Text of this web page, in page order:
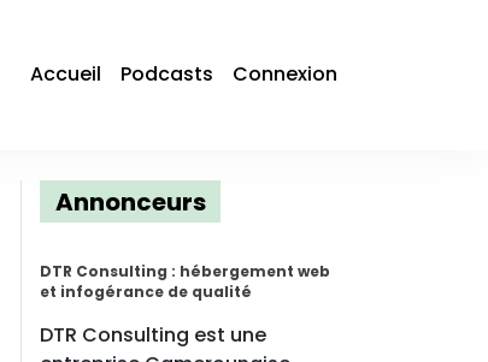
Accueil Podcasts Connexion
Annonceurs
DTR Consulting : hébergement web
et infogérance de qualité
DTR Consulting est une